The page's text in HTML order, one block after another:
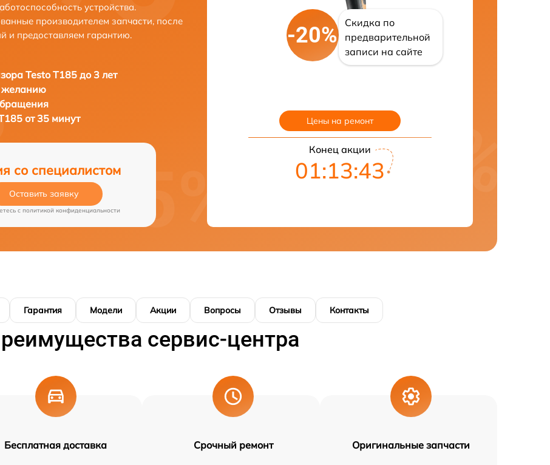
устройства.
производителем запчасти, после
и предоставляем гарантию.
Testo T185 до 3 лет
желанию
от 35 минут
со специалистом
Оставить заявку
c политикой конфиденциальности
-20%
Скидка по
предварительной
записи на сайте
Цены на ремонт
Конец акции
01:13:42
Гарантия Модели Акции Вопросы Отзывы Контакты
сервис-центра
Бесплатная доставка Срочный ремонт Оригинальные запчасти